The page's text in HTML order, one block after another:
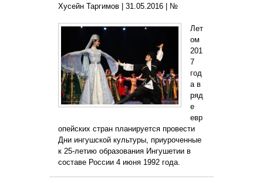
Хусейн Таргимов | 31.05.2016 №
Лет
ом
201
7
год
а в
ряд
е
евр
опейских стран планируется провести
Дни ингушской культуры, приуроченные
к 25-летию образования Ингушетии в
составе России 4 июня 1992 года.